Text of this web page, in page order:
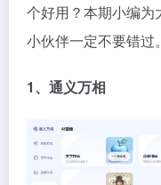
个好用？本期小编为
小伙伴一定不要错过。
1、通义万相